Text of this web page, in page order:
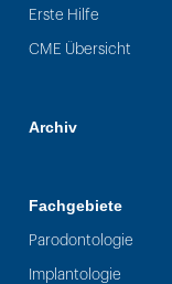
Erste Hilfe
CME Übersicht
Archiv
Fachgebiete
Parodontologie
Implantologie